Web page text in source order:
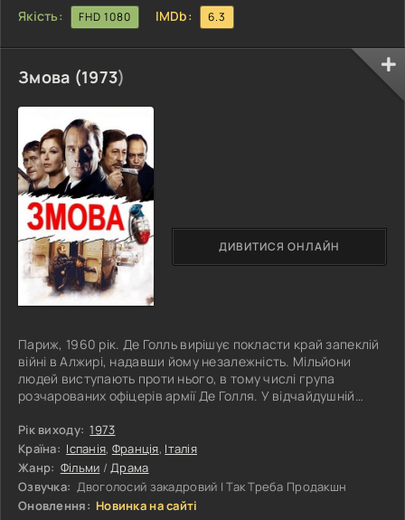
Якість: FHD 1080 IMDb: 6.3
Змова (1973)
Париж, 1960 рік. Де Голль вирішує покласти край запеклій
війні в Алжирі, надавши йому незалежність. Мільйони
людей виступають проти нього, в тому числі група
розчарованих офіцерів армії Де Голля. У відчайдушній
зухвалу втечу свого ув'язненого лідера. Мережа стукачів
інформує наполегливого детектива, що призводить до
вибухонебезпечної тристоронньої гри в кішки-мишки між
повстанцями, голлістськими політиками та поліцією.
Рік виходу: 1973
Країна: Іспанія, Франція, Італія
Жанр: Фільми /Драма
Озвучка: Двоголосий закадровий | Так Треба Продакшн
Оновлення: Новинка на сайті
ДИВИТИСЯ ОНЛАЙН